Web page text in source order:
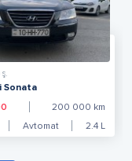
Sonata
200 000 km
Avtomat 2.4L